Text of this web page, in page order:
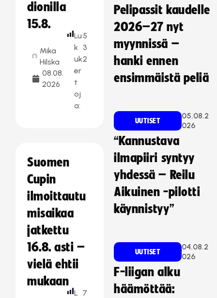
dionilla
15.8.
Mika
Hilska
08.08.
2026
Lu
k
uk
er
t
oj
a:
5
3
2
Suomen
Cupin
ilmoittautu
misaikaa
jatkettu
16.8. asti –
vielä ehtii
mukaan
L 7
Pelipassit kaudelle
2026–27 nyt
myynnissä –
hanki ennen
ensimmäistä peliä
UUTISET
05.08.2
026
“Kannustava
ilmapiiri syntyy
yhdessä – Reilu
Aikuinen -pilotti
käynnistyy”
UUTISET
04.08.2
026
F-liigan alku
häämöttää: